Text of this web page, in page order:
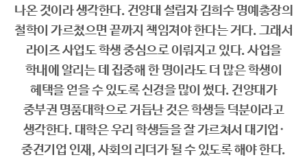
나온 것이라 생각한다. 건양대 설립자 김희수 명예총장의
철학이 가르쳤으면 끝까지 책임져야 한다는 거다. 그래서
라이즈 사업도 학생 중심으로 이뤄지고 있다. 사업을
학내에 알리는 데 집중해 한 명이라도 더 많은 학생이
혜택을 얻을 수 있도록 신경을 많이 썼다. 건양대가
중부권 명품대학으로 거듭난 것은 학생들 덕분이라고
생각한다. 대학은 우리 학생들을 잘 가르쳐서 대기업·
중견기업 인재, 사회의 리더가 될 수 있도록 해야 한다.